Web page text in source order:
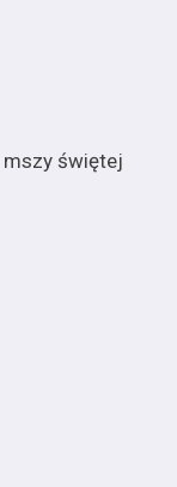
mszy świętej